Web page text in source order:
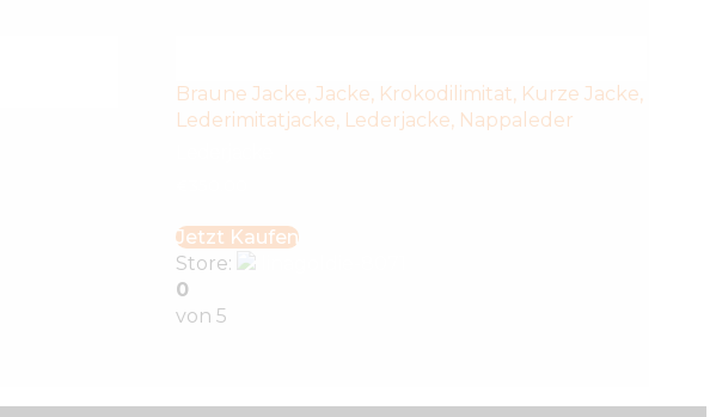
Braune Jacke,Jacke, Krokodilimitat, Kurze Jacke,
Lederimitatjacke, Lederjacke, Nappaleder
Jetzt Kaufen
Store:
0
von 5